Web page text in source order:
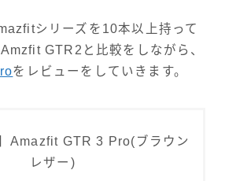
シリーズを10本以上持って
GTR2と比較をしながら、
をレビューをしていきます。
Amazfit GTR 3 Pro(ブラウン
レザー)